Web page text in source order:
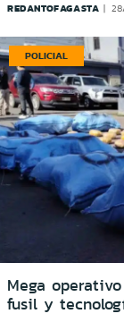
REDANTOFAGASTA
POLICIAL
Mega
fusil y